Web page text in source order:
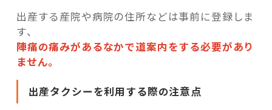
出産する産院や病院の住所などは事前に登録しま
す、
陣痛の痛みがあるなかで道案内をする必要があり
ません。
出産タクシーを利用する際の注意点